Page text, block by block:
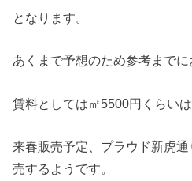
となります。
あくまで予想のため参考までに
賃料としては㎡5500円くらい
来春販売予定、プラウド新虎
売するようです。